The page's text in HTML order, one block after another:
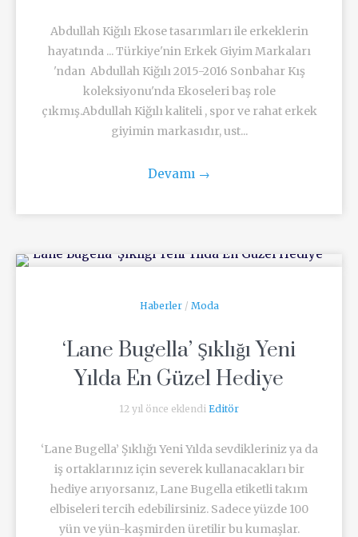
Abdullah Kiğılı Ekose tasarımları ile erkeklerin
hayatında ... Türkiye'nin Erkek Giyim Markaları
'ndan Abdullah Kiğılı 2015-2016 Sonbahar Kış
koleksiyonu'nda Ekoseleri baş role
çıkmış.Abdullah Kiğılı kaliteli , spor ve rahat erkek
giyimin markasıdır, ust...
Devamı →
Haberler/ Moda
‘Lane Bugella’ Şıklığı Yeni
Yılda En Güzel Hediye
12 yıl önce eklendi Editör
‘Lane Bugella’ Şıklığı Yeni Yılda sevdikleriniz ya da
iş ortaklarınız için severek kullanacakları bir
hediye arıyorsanız, Lane Bugella etiketli takım
elbiseleri tercih edebilirsiniz. Sadece yüzde 100
yün ve yün-kaşmirden üretilir bu kumaşlar.